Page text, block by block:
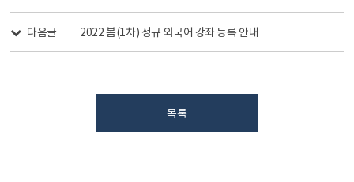
다음글 2022 봄(1차) 정규 외국어 강좌 등록 안내
목록